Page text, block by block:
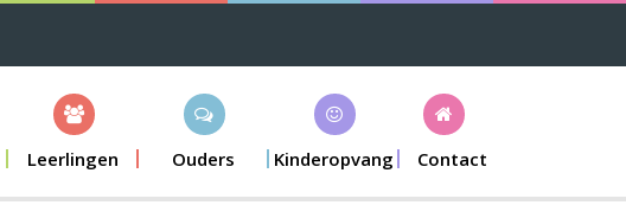
Leerlingen Ouders Kinderopvang Contact